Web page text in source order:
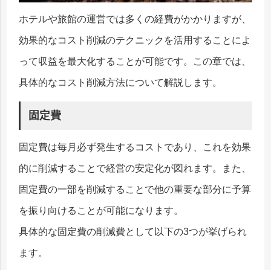
ホテルや旅館の運営では多くの経費がかかりますが、
効果的なコスト削減のテクニックを活用することによ
って収益を最大化することが可能です。この章では、
具体的なコスト削減方法について解説します。
固定費
固定費は毎月必ず発生するコストであり、これを効果
的に削減することで経営の安定化が図れます。また、
固定費の一部を削減することで他の重要な部分に予算
を振り向けることが可能になります。
具体的な固定費の削減費として以下の3つが挙げられ
ます。